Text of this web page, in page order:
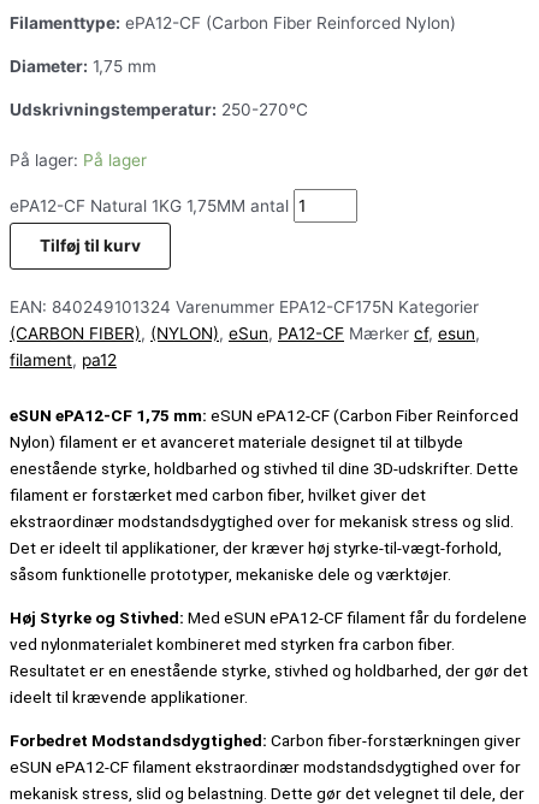
Filamenttype: ePA12-CF (Carbon Fiber Reinforced Nylon)
Diameter: 1,75 mm
Udskrivningstemperatur: 250-270°C
På lager: På lager
ePA12-CF Natural 1KG 1,75MM antal
Tilføj til kurv
EAN: 840249101324 Varenummer EPA12-CF175N Kategorier
(CARBON FIBER), (NYLON), eSun, PA12-CF Mærker cf, esun,
filament, pa12
eSUN ePA12-CF 1,75 mm: eSUN ePA12-CF (Carbon Fiber Reinforced
Nylon) filament er et avanceret materiale designet til at tilbyde
enestående styrke, holdbarhed og stivhed til dine 3D-udskrifter. Dette
filament er forstærket med carbon fiber, hvilket giver det
ekstraordinær modstandsdygtighed over for mekanisk stress og slid.
Det er ideelt til applikationer, der kræver høj styrke-til-vægt-forhold,
såsom funktionelle prototyper, mekaniske dele og værktøjer.
Høj Styrke og Stivhed: Med eSUN ePA12-CF filament får du fordelene
ved nylonmaterialet kombineret med styrken fra carbon fiber.
Resultatet er en enestående styrke, stivhed og holdbarhed, der gør det
ideelt til krævende applikationer.
Forbedret Modstandsdygtighed: Carbon fiber-forstærkningen giver
eSUN ePA12-CF filament ekstraordinær modstandsdygtighed over for
mekanisk stress, slid og belastning. Dette gør det velegnet til dele, der